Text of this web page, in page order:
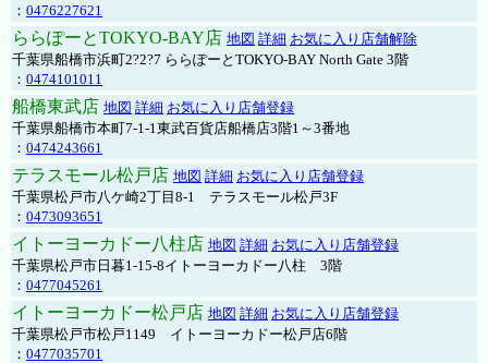
： 0476227621
ららぽーとTOKYO-BAY店 地図 詳細 お気に入り店舗解除
千葉県船橋市浜町2?2?7 ららぽーとTOKYO-BAY North Gate 3階
： 0474101011
船橋東武店 地図 詳細 お気に入り店舗登録
千葉県船橋市本町7-1-1東武百貨店船橋店3階1～3番地
： 0474243661
テラスモール松戸店 地図 詳細 お気に入り店舗登録
千葉県松戸市八ケ崎2丁目8-1 テラスモール松戸3F
： 0473093651
イトーヨーカドー八柱店 地図 詳細 お気に入り店舗登録
千葉県松戸市日暮1-15-8イトーヨーカドー八柱 3階
： 0477045261
イトーヨーカドー松戸店 地図 詳細 お気に入り店舗登録
千葉県松戸市松戸1149 イトーヨーカドー松戸店6階
： 0477035701